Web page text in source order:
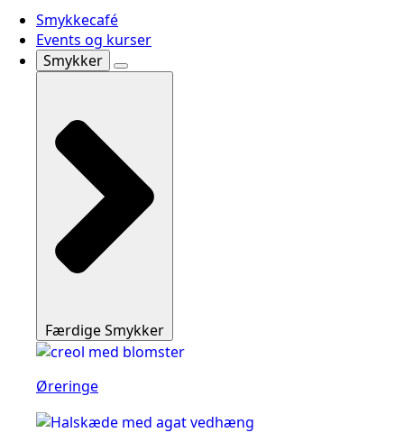
Smykkecafé
Events og kurser
Smykker
Færdige Smykker
Øreringe